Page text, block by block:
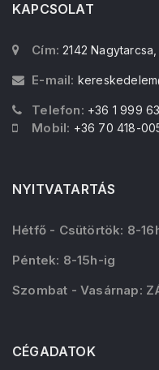
KAPCSOLAT
Cím: 2142
E-mail:
Telefon: +36 1 999
Mobil: +36 70 418-
NYITVATARTÁS
Hétfő - Csütörtök: 8-
Péntek: 8-15h-ig
Szombat - Vasárnap:
CÉGADATOK